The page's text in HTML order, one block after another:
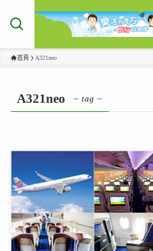
首頁 A321neo
A321neo – tag –